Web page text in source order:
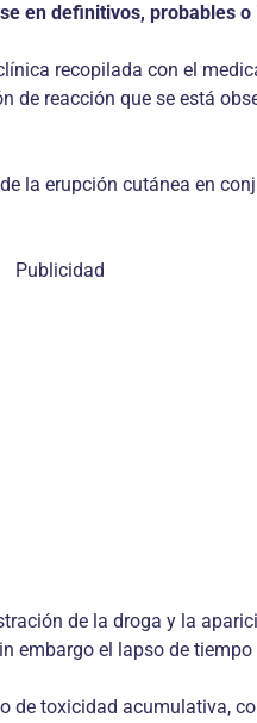
en definitivos, probables
recopilada con el
reacción que se está
la erupción cutánea en
Publicidad
de la droga y la
embargo el lapso de
de toxicidad acumulativa,